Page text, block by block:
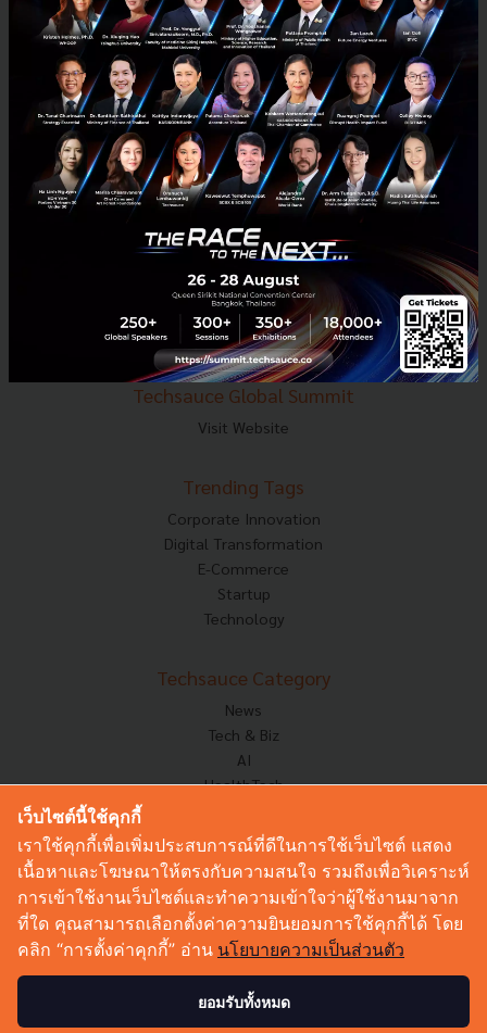
E-mail :contact@techsauce.co
Tel : 02-001-5375
Mobile : 06-4658-9500
Techsauce Media
About Techsauce
Techsauce Services
Privacy Policy
ส่งบทความ
Techsauce Global Summit
Visit Website
Trending Tags
Corporate Innovation
Digital Transformation
E-Commerce
Startup
Technology
Techsauce Category
News
Tech & Biz
AI
HealthTech
Corp Innov
Saucy Thoughts
Sustainable
Videos
Podcast
เว็บไซต์นี้ใช้คุกกี้
เราใช้คุกกี้เพื่อเพิ่มประสบการณ์ที่ดีในการใช้เว็บไซต์ แสดง
เนื้อหาและโฆษณาให้ตรงกับความสนใจ รวมถึงเพื่อวิเคราะห์
การเข้าใช้งานเว็บไซต์และทำความเข้าใจว่าผู้ใช้งานมาจาก
ที่ใด คุณสามารถเลือกตั้งค่าความยินยอมการใช้คุกกี้ได้ โดย
คลิก “การตั้งค่าคุกกี้” อ่าน นโยบายความเป็นส่วนตัว
ยอมรับทั้งหมด